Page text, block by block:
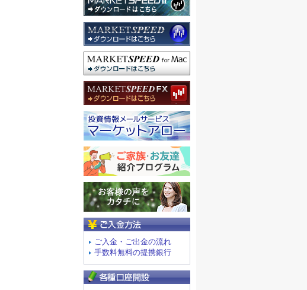
ご入金・ご出金の流れ
手数料無料の提携銀行